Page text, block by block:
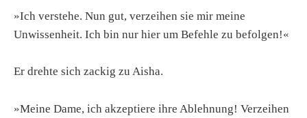
»Ich verstehe. Nun gut, verzeihen sie mir meine
Unwissenheit. Ich bin nur hier um Befehle zu befolgen!«
Er drehte sich zackig zu Aisha.
»Meine Dame, ich akzeptiere ihre Ablehnung! Verzeihen